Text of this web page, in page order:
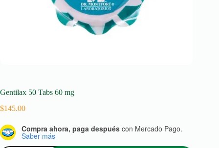
Gentilax 50 Tabs 60 mg
$145.00
Compra ahora, paga después con Mercado Pago.
Saber más